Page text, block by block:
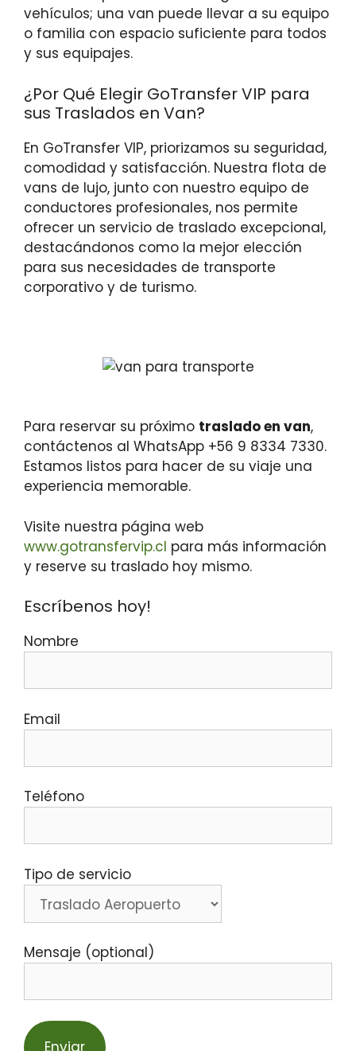
vehículos; una van puede llevar a su equipo
o familia con espacio suficiente para todos
y sus equipajes.
¿Por Qué Elegir GoTransfer VIP para
sus Traslados en Van?
En GoTransfer VIP, priorizamos su seguridad,
comodidad y satisfacción. Nuestra flota de
vans de lujo, junto con nuestro equipo de
conductores profesionales, nos permite
ofrecer un servicio de traslado excepcional,
destacándonos como la mejor elección
para sus necesidades de transporte
corporativo y de turismo.
Para reservar su próximo traslado en van,
contáctenos al WhatsApp +56 9 8334 7330.
Estamos listos para hacer de su viaje una
experiencia memorable.
Visite nuestra página web
www.gotransfervip.cl para más información
y reserve su traslado hoy mismo.
Escríbenos hoy!
Nombre
Email
Teléfono
Tipo de servicio
Mensaje (optional)